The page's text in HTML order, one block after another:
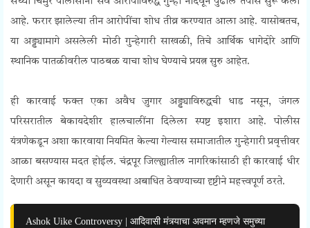
आहे. फरार झालेल्या तीन आरोपींचा शोध तीव्र करण्यात आला आहे. यासोबतच,
या अड्ड्यामागे असलेली मोठी गुन्हेगारी साखळी, तिचे आर्थिक धागेदोरे आणि
स्थानिक पातळीवरील पाठबळ याचा शोध घेण्याचे प्रयत्न सुरु आहेत.
ही कारवाई फक्त एका अवैध जुगार अड्ड्याविरुद्धची धाड नसून, जंगल
परिसरातील बेकायदेशीर हालचालींना दिलेला स्पष्ट इशारा आहे. पोलीस
यंत्रणेकडून अशा कारवाया नियमित केल्या गेल्यास समाजातील गुन्हेगारी प्रवृत्तीवर
आळा बसण्यास मदत होईल. चंद्रपूर जिल्ह्यातील नागरिकांसाठी ही कारवाई धीर
देणारी असून कायदा व सुव्यवस्था अबाधित ठेवण्याच्या दृष्टीने महत्त्वपूर्ण ठरते.
Ashok Uike Controversy | आदिवासी मंत्र्याचा अवमान म्हणजे समुच्या